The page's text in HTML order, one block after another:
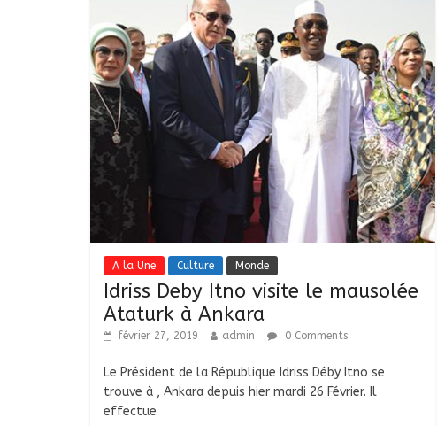
A la Une Culture Monde
Idriss Deby Itno visite le mausolée
Ataturk à Ankara
février 27, 2019 admin 0 Comments
Le Président de la République Idriss Déby Itno se
trouve à , Ankara depuis hier mardi 26 Février. Il
effectue